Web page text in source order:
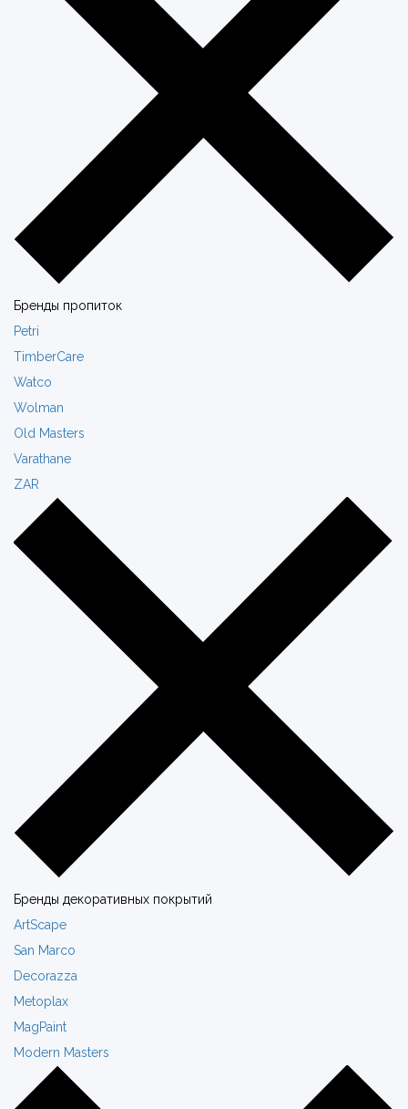
Бренды пропиток
Petri
TimberCare
Watco
Wolman
Old Masters
Varathane
ZAR
Бренды декоративных покрытий
ArtScape
San Marco
Decorazza
Metoplax
MagPaint
Modern Masters